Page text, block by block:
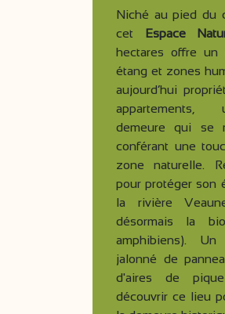
Niché au pied du
cet
Espace
hectares offre un
étang et zones
aujourd’hui
appartements,
demeure qui se
conférant une
zone naturelle.
pour protéger son
la rivière
désormais la
amphibiens). Un
jalonné de
d'aires de
découvrir ce lieu